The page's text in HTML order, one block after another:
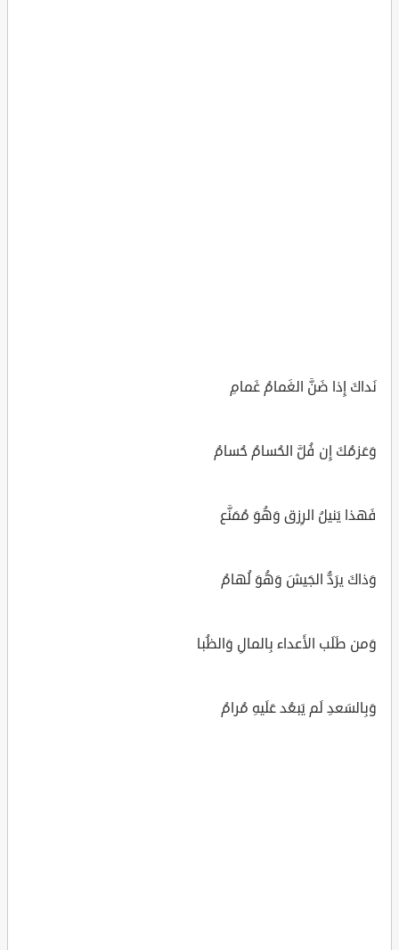
نَداكَ إِذا ضَنَّ الغَمامُ غَمامِ
وَعَزمُكَ إِن فُلَّ الحُسامُ حُسامُ
فَهذا يَنيلُ الرِزق وَهُوَ مُمَنَّع
وَذاكَ يرَدُّ الجَيشَ وَهُوَ لُهامُ
وَمن طَلَب الأَعداء بِالمالِ وَالظُبا
وَبِالسَعدِ لَم يَبعُد عَلَيهِ مُرامُ